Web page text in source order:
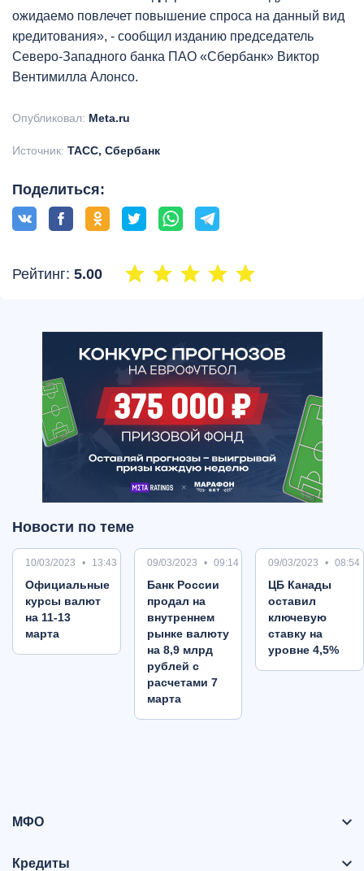
ожидаемо повлечет повышение спроса на данный вид
кредитования», - сообщил изданию председатель
Северо-Западного банка ПАО «Сбербанк» Виктор
Вентимилла Алонсо.
Опубликовал: Meta.ru
Источник: ТАСС, Сбербанк
Поделиться:
Рейтинг: 5.00
Новости по теме
10/03/2023 13:43
Oфициальные
курсы валют
на 11-13
марта
09/03/2023 09:14
Банк России
продал на
внутреннем
рынке валюту
на 8,9 млрд
рублей с
расчетами 7
марта
09/03/2023 08:54
ЦБ Канады
оставил
ключевую
ставку на
уровне 4,5%
МФО
Кредиты